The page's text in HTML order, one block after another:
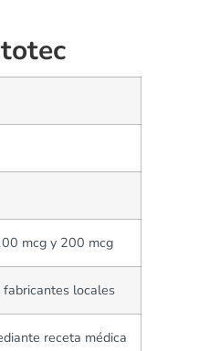
mcg y 200 mcg
fabricantes locales
receta médica